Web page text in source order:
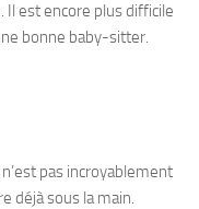
Il est encore plus difficile
bonne baby-sitter.
pas incroyablement
déjà sous la main.